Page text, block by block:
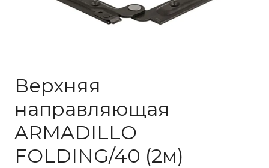
Верхняя
направляющая
ARMADILLO
FOLDING/40 (2м)